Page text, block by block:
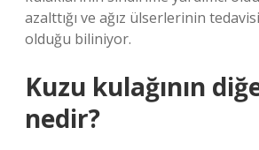
azalttığı ve ağız ülserlerinin
olduğu biliniyor.
Kuzu kulağının
nedir?